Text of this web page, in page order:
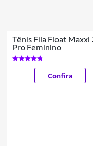
Tênis Fila Float Maxxi
Pro Feminino
Confira